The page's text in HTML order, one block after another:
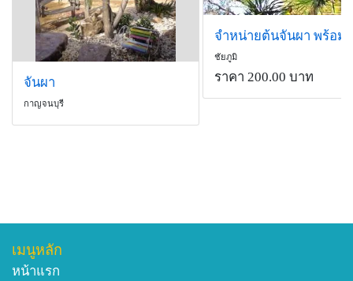
จันผา
กาญจนบุรี
ชัยภูมิ
ราคา 200.00 บาท
เมนูหลัก
หน้าแรก